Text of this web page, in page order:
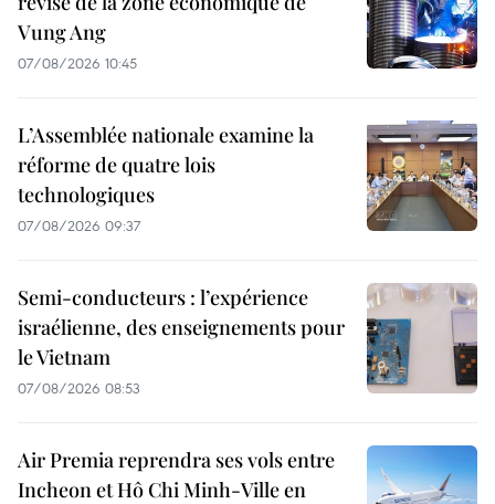
Vung Ang
07/08/2026 10:45
L’Assemblée nationale examine la
réforme de quatre lois
technologiques
07/08/2026 09:37
Semi-conducteurs : l’expérience
israélienne, des enseignements pour
le Vietnam
07/08/2026 08:53
Air Premia reprendra ses vols entre
Incheon et Hô Chi Minh-Ville en